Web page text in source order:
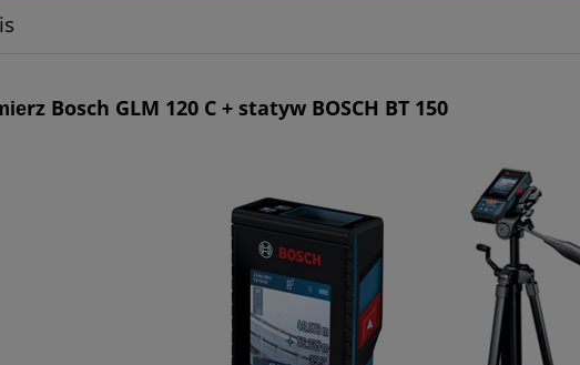
rz Bosch GLM 120 C + statyw BOSCH BT 150